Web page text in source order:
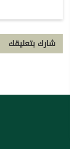
شارك بتعليقك